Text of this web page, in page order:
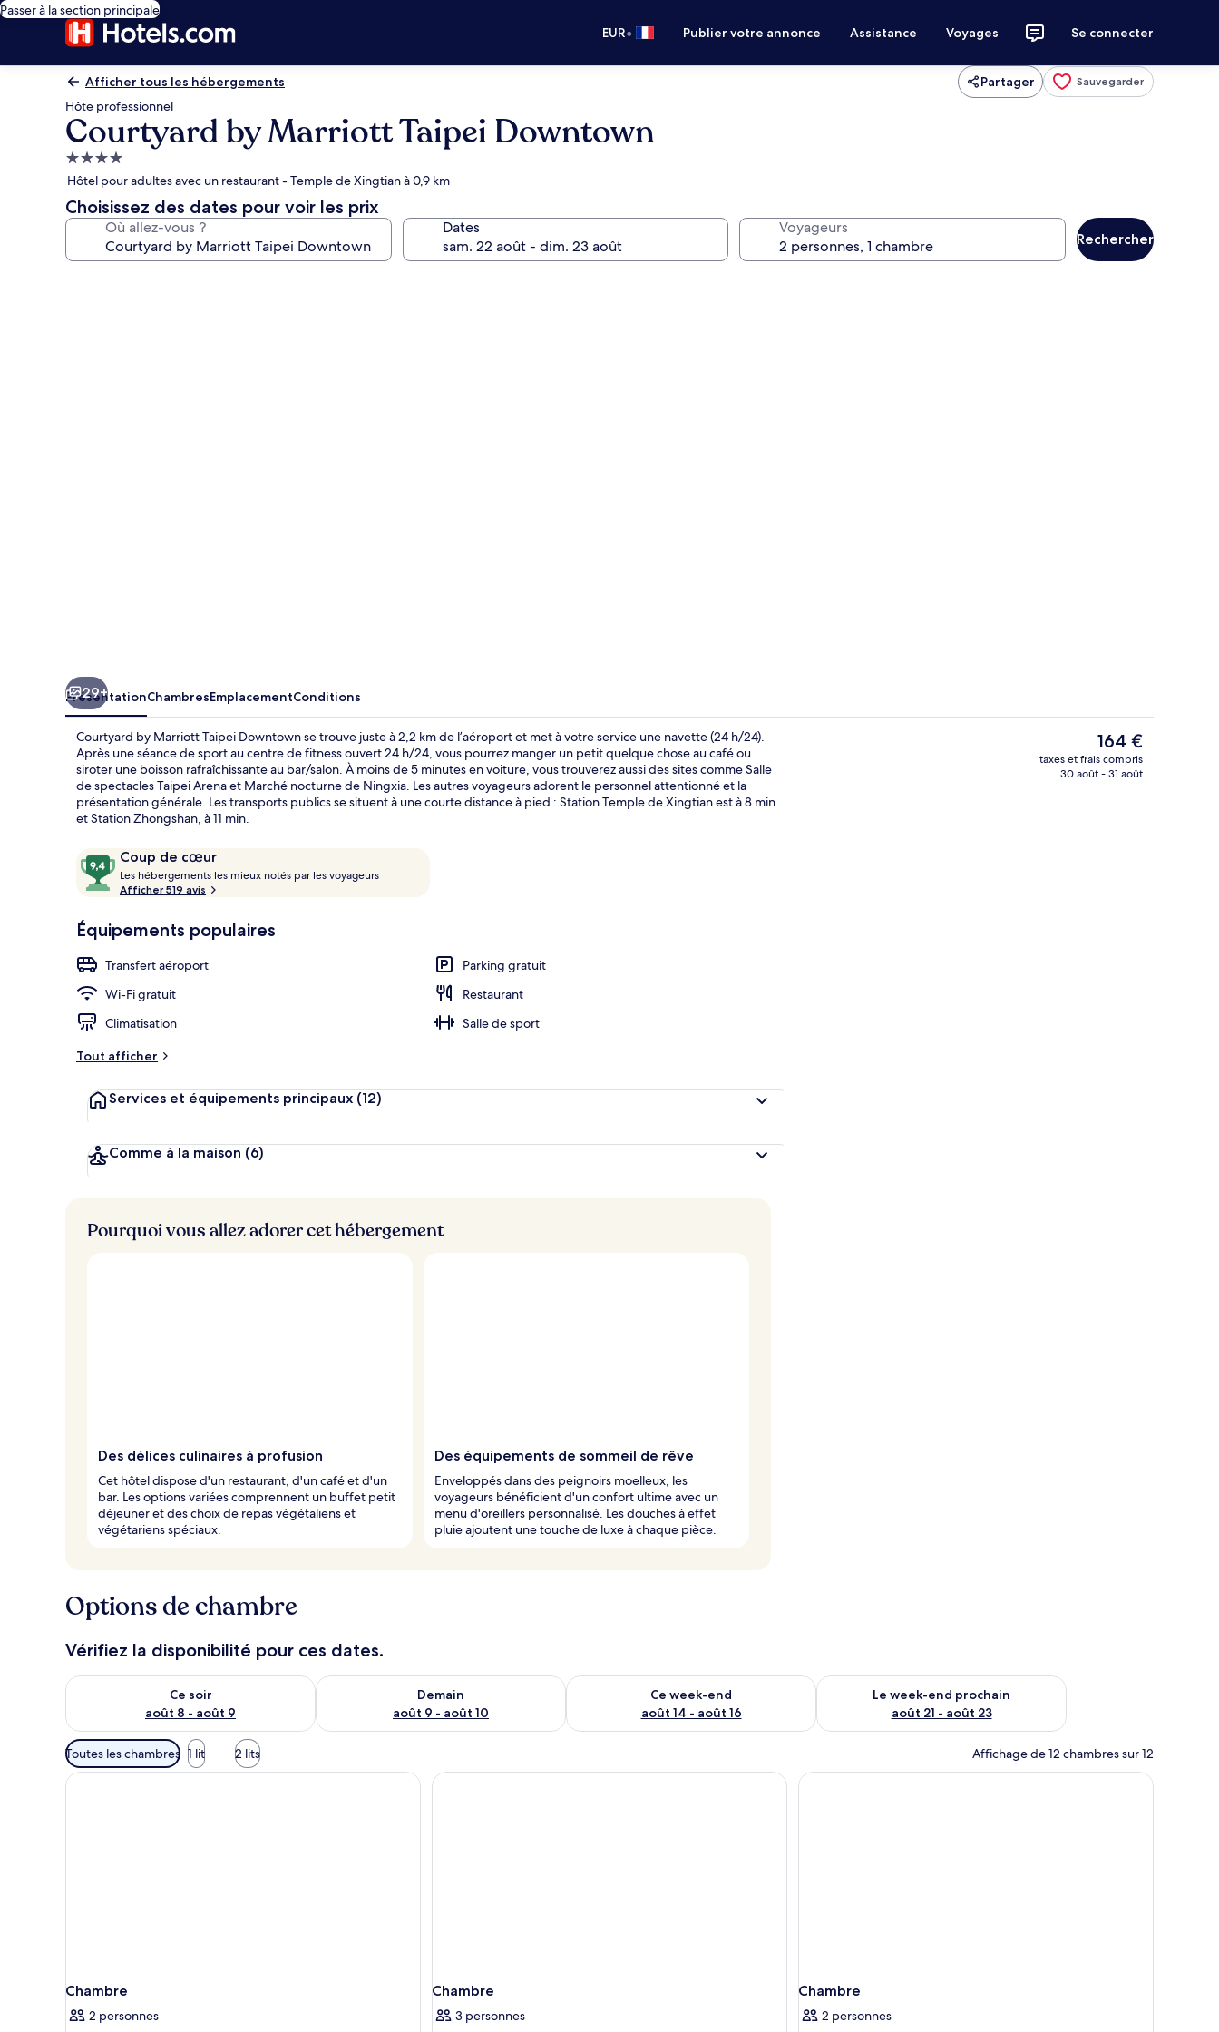
Passer à la section principale
EUR• Publier votre annonce Assistance Voyages Se connecter
Afficher tous les hébergements Partager Sauvegarder
Hôte professionnel
Courtyard by Marriott Taipei Downtown
Hébergement
4.0 étoiles
Hôtel pour adultes avec un restaurant - Temple de Xingtian à 0,9 km
Choisissez des dates pour voir les prix
Où allez-vous ? Dates Voyageurs
Rechercher
Extérieur
Télévision
29+
PrésentationChambresEmplacementConditions
Courtyard by Marriott Taipei Downtown se trouve juste à 2,2 km de l’aéroport et met à votre service une navette (24 h/24).
Après une séance de sport au centre de fitness ouvert 24 h/24, vous pourrez manger un petit quelque chose au café ou
siroter une boisson rafraîchissante au bar/salon. À moins de 5 minutes en voiture, vous trouverez aussi des sites comme Salle
de spectacles Taipei Arena et Marché nocturne de Ningxia. Les autres voyageurs adorent le personnel attentionné et la
présentation générale. Les transports publics se situent à une courte distance à pied : Station Temple de Xingtian est à 8 min
et Station Zhongshan, à 11 min.
Avis
voyageurs
Coup de cœur
9,4
sur
10,
de
Les hébergements les mieux notés par les voyageurs
n
i
l
e
r
s
Afficher 519 avis
Équipements populaires
Transfert aéroport
Parking gratuit
Wi-Fi gratuit
Restaurant
Climatisation
Salle de sport
Tout afficher
Services et équipements principaux (12)
Comme à la maison (6)
Le
prix
actuel
164 €
taxes et frais compris
30 août - 31 août
Pourquoi vous allez adorer cet hébergement
Des délices culinaires à profusion
Cet hôtel dispose d'un restaurant, d'un café et d'un
bar. Les options variées comprennent un buffet petit
déjeuner et des choix de repas végétaliens et
végétariens spéciaux.
Des équipements de sommeil de rêve
Enveloppés dans des peignoirs moelleux, les
voyageurs bénéficient d'un confort ultime avec un
menu d'oreillers personnalisé. Les douches à effet
pluie ajoutent une touche de luxe à chaque pièce.
Options de chambre
Vérifiez la disponibilité pour ces dates.
Ce soir
août 8 - août 9
Vérifier la disponibilité pour ce soir août 8 - août 9
Demain
août 9 - août 10
Vérifier la disponibilité pour demain août 9 - août 10
Ce week-end
août 14 - août 16
Vérifier la disponibilité pour ce week-end août 14 - août 16
Le week-end prochain
août 21 - août 23
Vérifier la disponibilité pour le week-end prochain août 21 -
Filtres
disponibles
pour
Toutes les chambres 1 lit 2 lits Affichage de 12 chambres sur 12
Chambre
2 personnes
Chambre
3 personnes
Chambre
2 personnes